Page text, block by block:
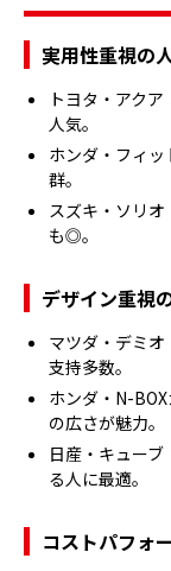
実用性重視の
トヨタ・アク
人気。
ホンダ・フィ
群。
スズキ・ソリ
も◎。
デザイン重視
マツダ・デミ
支持多数。
ホンダ・N-
の広さが魅力。
日産・キュー
る人に最適。
コストパフォ